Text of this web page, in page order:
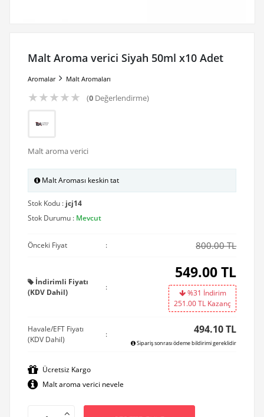
Malt Aroma verici Siyah 50ml x10 Adet
Aromalar Malt Aromaları
★★★★★ (0Değerlendirme)
Malt aroma verici
Malt Aroması keskin tat
Stok Kodu : jcj14
Stok Durumu : Mevcut
Önceki Fiyat : 800.00 TL
İndirimli Fiyatı
(KDV Dahil)
:
549.00TL
%31 İndirim
251.00TL Kazanç
Havale/EFT Fiyatı
(KDV Dahil)
: 494.10 TL
Sipariş sonrası ödeme bildirimi gereklidir
Ücretsiz Kargo
Malt aroma verici nevele